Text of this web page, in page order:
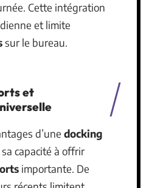
Cette intégration
et limite
sur le bureau.
et
d’une docking
capacité à offrir
importante. De